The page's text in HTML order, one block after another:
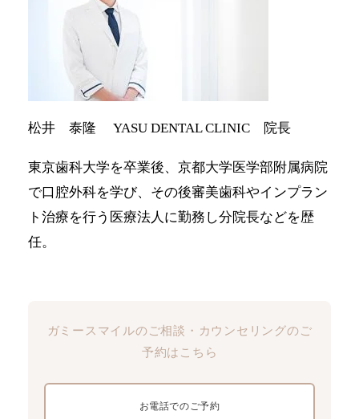
松井 泰隆 YASU DENTAL CLINIC 院長
東京歯科大学を卒業後、京都大学医学部附属病院
で口腔外科を学び、その後審美歯科やインプラン
ト治療を行う医療法人に勤務し分院長などを歴
任。
ガミースマイルのご相談・カウンセリングのご
予約はこちら
お電話でのご予約